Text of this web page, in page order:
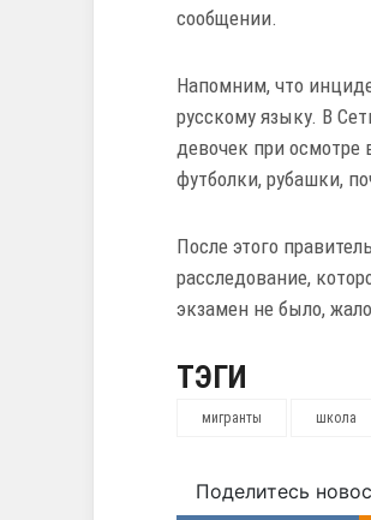
сообщении.
Напомним, что
русскому языку. В
девочек при осмотре
футболки, рубашки,
После этого
расследование,
экзамен не было,
ТЭГИ
мигранты школа
Поделитесь